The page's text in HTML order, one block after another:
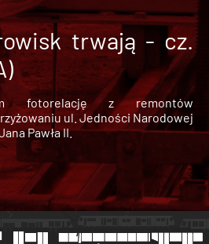
trwają - cz.
fotorelację z remontów
ul. Jedności Narodowej
Pawła II.